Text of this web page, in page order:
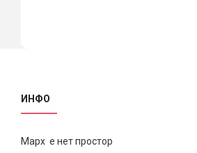
ИНФО
Марх е нет простор